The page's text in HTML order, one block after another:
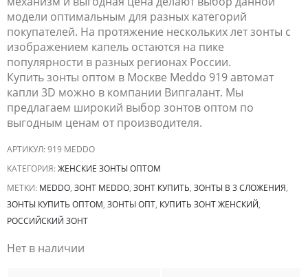
модели оптимальным для разных категорий
покупателей. На протяжение нескольких лет зонты с
изображением капель остаются на пике
популярности в разных регионах России.
Купить зонты оптом в Москве Meddo 919 автомат
капли 3D можно в компании Випгалант. Мы
предлагаем широкий выбор зонтов оптом по
выгодным ценам от производителя.
АРТИКУЛ:919 MEDDO
КАТЕГОРИЯ:ЖЕНСКИЕ ЗОНТЫ ОПТОМ
МЕТКИ: MEDDO, ЗОНТ MEDDO, ЗОНТ КУПИТЬ, ЗОНТЫ В 3 СЛОЖЕНИЯ,
ЗОНТЫ КУПИТЬ ОПТОМ, ЗОНТЫ ОПТ, КУПИТЬ ЗОНТ ЖЕНСКИЙ,
РОССИЙСКИЙ ЗОНТ
Нет в наличии